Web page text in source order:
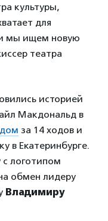
культуры,
для
и мы ищем новую
театра
историей
Макдональд в
за 14 ходов и
в Екатеринбурге.
с логотипом
обмен лидеру
Владимиру